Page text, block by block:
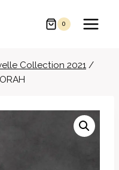
0
Collection 2021 /